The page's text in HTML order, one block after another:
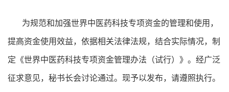
为规范和加强世界中医药科技专项资金的管理和使用，
提高资金使用效益，依据相关法律法规，结合实际情况，制
定《世界中医药科技专项资金管理办法（试行）》。经广泛
征求意见，秘书长会讨论通过。现予以发布，请遵照执行。